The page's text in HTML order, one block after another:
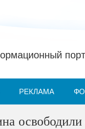
РЕКЛАМА